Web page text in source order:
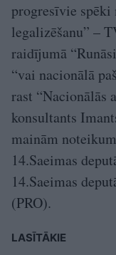
progresīvie spēki
legalizēšanu” –
raidījumā
“vai nacionālā
rast “Nacionālās
konsultants
mainām
14.Saeimas
14.Saeimas
(PRO).
LASĪTĀKIE